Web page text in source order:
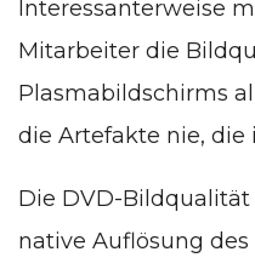
Interessanterweise
Mitarbeiter die
Plasmabildschirms
die Artefakte nie, die
Die DVD-
native Auflösung